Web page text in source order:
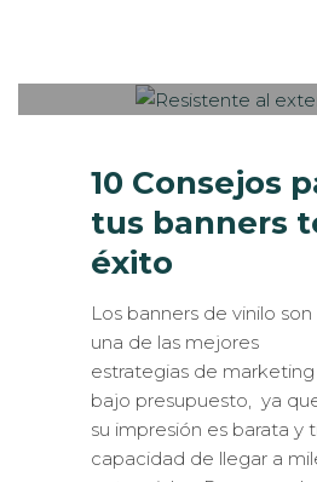
10 Consejos
tus banners
éxito
Los banners de vinilo son
una de las mejores
estrategias de
bajo presupuesto, ya
su impresión es barata y
capacidad de llegar a